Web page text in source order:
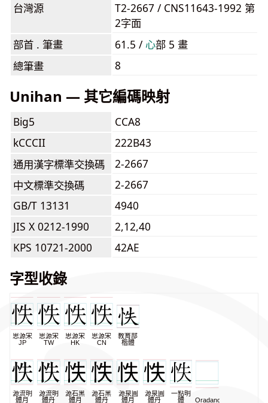
台灣源
T2-2667 / CNS11643-1992 第
2字面
部首 . 筆畫
61.5 / ⼼部 5 畫
總筆畫
8
Unihan — 其它編碼映射
Big5
CCA8
kCCCII
222B43
通用漢字標準交換碼
2-2667
中文標準交換碼
2-2667
GB/T 13131
4940
JIS X 0212-1990
2,12,40
KPS 10721-2000
42AE
字型收錄
思源宋
JP
思源宋
TW
思源宋
HK
思源宋
CN
教育部
楷體
源流明
體月
源流明
體丹
源石黑
體月
源石黑
體丹
源泉圓
體月
源泉圓
體丹
一點明
體
Oradano